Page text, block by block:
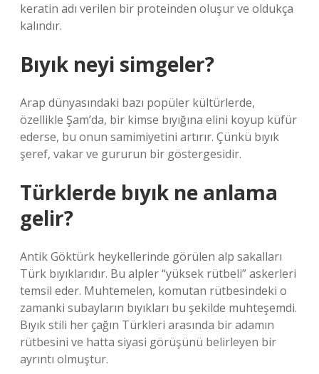
keratin adı verilen bir proteinden oluşur ve oldukça
kalındır.
Bıyık neyi simgeler?
Arap dünyasındaki bazı popüler kültürlerde,
özellikle Şam’da, bir kimse bıyığına elini koyup küfür
ederse, bu onun samimiyetini artırır. Çünkü bıyık
şeref, vakar ve gururun bir göstergesidir.
Türklerde bıyık ne anlama
gelir?
Antik Göktürk heykellerinde görülen alp sakalları
Türk bıyıklarıdır. Bu alpler “yüksek rütbeli” askerleri
temsil eder. Muhtemelen, komutan rütbesindeki o
zamanki subayların bıyıkları bu şekilde muhteşemdi.
Bıyık stili her çağın Türkleri arasında bir adamın
rütbesini ve hatta siyasi görüşünü belirleyen bir
ayrıntı olmuştur.